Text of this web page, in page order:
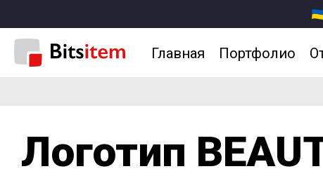
Главная Портфолио
Логотип